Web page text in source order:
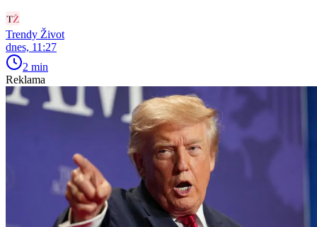
Trendy Život
dnes, 11:27
2 min
Reklama